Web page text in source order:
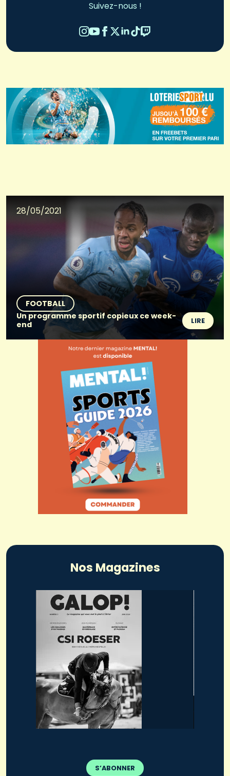
Suivez-nous !
28/05/2021
FOOTBALL
Un programme sportif copieux ce week-
end
LIRE
Nos Magazines
S’ABONNER